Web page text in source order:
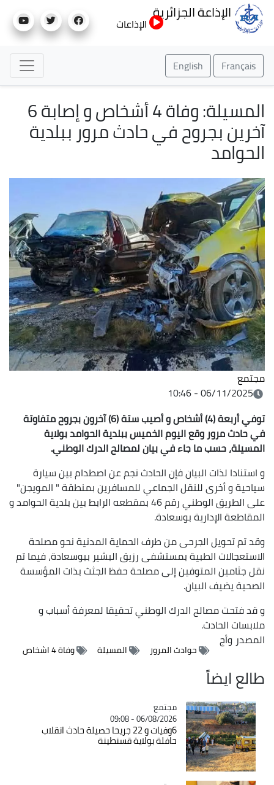
إلى
الإذاعة الجزائرية
الإذاعات
Français
English
المسيلة: وفاة 4 أشخاص و إصابة 6
آخرين بجروح في حادث مرور ببلدية
الحوامد
مجتمع
06/11/2025 - 10:46
توفي أربعة (4) أشخاص و أصيب ستة (6) آخرون بجروح متفاوتة
في حادث مرور وقع اليوم الخميس ببلدية الحوامد بولاية
المسيلة، حسب ما جاء في بيان لمصالح الدرك الوطني.
و استنادا لذات البيان فإن الحادث نجم عن اصطدام بين سيارة
سياحية و أخرى للنقل الجماعي للمسافرين بمنطقة " المويجن"
على الطريق الوطني رقم 46 بمقطعه الرابط بين بلدية الحوامد و
المقاطعة الإدارية بوسعادة.
وقد تم تحويل الجرحى من طرف الحماية المدنية نحو مصلحة
الاستعجالات الطبية بمستشفى رزيق البشير ببوسعادة، فيما تم
نقل جثامين المتوفين إلى مصلحة حفظ الجثث بذات المؤسسة
الصحية يضيف البيان.
و قد فتحت مصالح الدرك الوطني تحقيقا لمعرفة أسباب و
ملابسات الحادث.
المصدروأج
حوادث المرور المسيلة وفاة 4 اشخاص
طالع ايضاً
Catégorie
مجتمع
06/08/2026 - 09:08
6وفيات و 22 جريحا حصيلة حادث انقلاب
حافلة بولاية قسنطينة